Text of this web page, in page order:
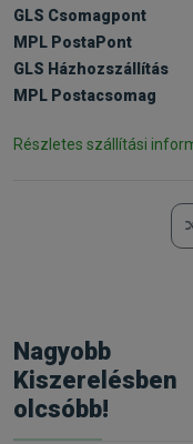
GLS Csomagpont
MPL PostaPont
GLS Házhozszállítás
MPL Postacsomag
Részletes szállítási
Nagyobb
Kiszerelésben
olcsóbb!